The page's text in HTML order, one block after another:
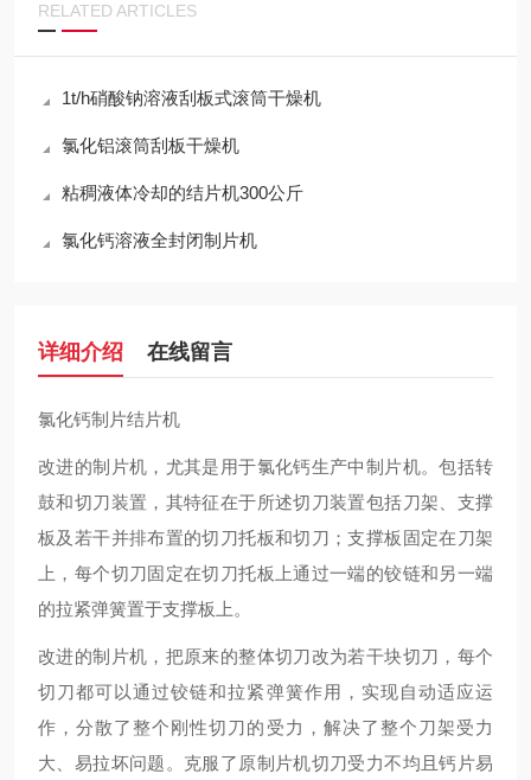
RELATED ARTICLES
1t/h硝酸钠溶液刮板式滚筒干燥机
氯化铝滚筒刮板干燥机
粘稠液体冷却的结片机300公斤
氯化钙溶液全封闭制片机
详细介绍 在线留言
氯化钙制片结片机
改进的制片机，尤其是用于氯化钙生产中制片机。包括转
鼓和切刀装置，其特征在于所述切刀装置包括刀架、支撑
板及若干并排布置的切刀托板和切刀；支撑板固定在刀架
上，每个切刀固定在切刀托板上通过一端的铰链和另一端
的拉紧弹簧置于支撑板上。
改进的制片机，把原来的整体切刀改为若干块切刀，每个
切刀都可以通过铰链和拉紧弹簧作用，实现自动适应运
作，分散了整个刚性切刀的受力，解决了整个刀架受力
大、易拉坏问题。克服了原制片机切刀受力不均且钙片易